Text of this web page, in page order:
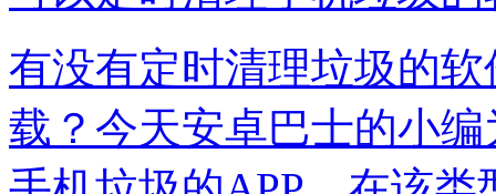
有没有定时清理垃圾的
载？今天安卓巴士的小